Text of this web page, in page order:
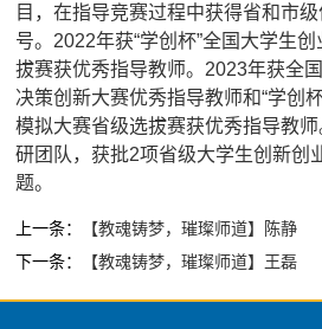
目，在指导竞赛过程中获得省和市
号。2022年获“学创杯”全国大学生
拔赛获优秀指导教师。2023年获全
决策创新大赛优秀指导教师和“学创
模拟大赛省级选拔赛获优秀指导教
研团队，获批2项省级大学生创新创
题。
上一条：
【教魂铸梦，璀璨师道】陈静
下一条：
【教魂铸梦，璀璨师道】王磊